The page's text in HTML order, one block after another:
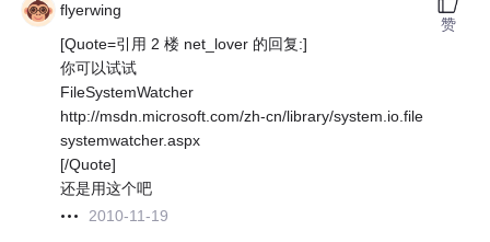
flyerwing
[Quote=引用 2 楼 net_lover 的回复:]
你可以试试
FileSystemWatcher
http://msdn.microsoft.com/zh-cn/library/system.io.file
systemwatcher.aspx
[/Quote]
还是用这个吧
2010-11-19
赞